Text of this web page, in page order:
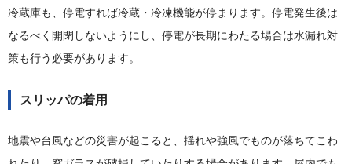
冷蔵庫も、停電すれば冷蔵・冷凍機能が停まります。停電発生後は
なるべく開閉しないようにし、停電が長期にわたる場合は水漏れ対
策も行う必要があります。
スリッパの着用
地震や台風などの災害が起こると、揺れや強風でものが落ちてこわ